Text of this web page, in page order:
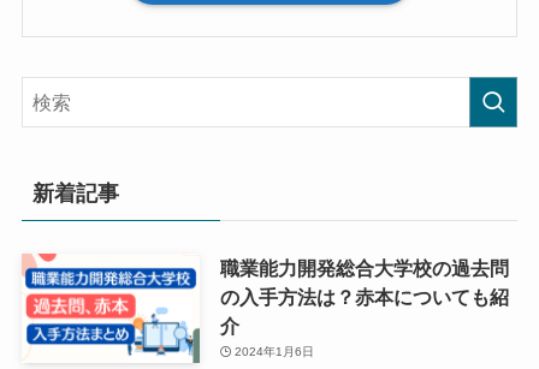
新着記事
職業能力開発総合大学校の過去問
の入手方法は？赤本についても紹
介
2024年1月6日